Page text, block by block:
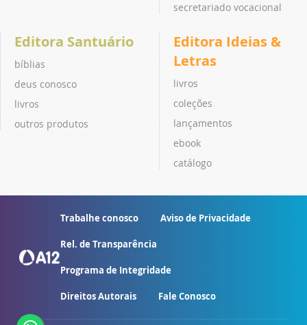
secretariado vocacional
Editora Santuário
bíblias
deus conosco
livros
outros produtos
Editora Ideias &
Letras
livros
coleções
lançamentos
ebook
catálogo
Trabalhe conosco Aviso de Privacidade
Rel. de Transparência
Programa de Integridade
Direitos Autorais Fale Conosco